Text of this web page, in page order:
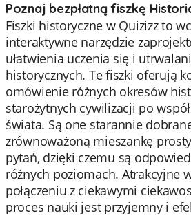
Poznaj bezpłatną fiszkę
Fiszki historyczne w Quizizz to
interaktywne narzędzie
ułatwienia uczenia się i
historycznych. Te fiszki oferują
omówienie różnych okresów
starożytnych cywilizacji po
świata. Są one starannie
zrównoważoną mieszankę
pytań, dzięki czemu są
różnych poziomach. Atrakcyjne
połączeniu z ciekawymi
proces nauki jest przyjemny i